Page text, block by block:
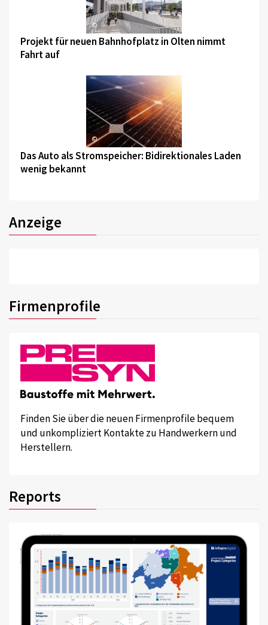
©
Projekt für neuen Bahnhofplatz in Olten nimmt
Fahrt auf
©
Das Auto als Stromspeicher: Bidirektionales Laden
wenig bekannt
Anzeige
Firmenprofile
Finden Sie über die neuen Firmenprofile bequem
und unkompliziert Kontakte zu Handwerkern und
Herstellern.
Reports